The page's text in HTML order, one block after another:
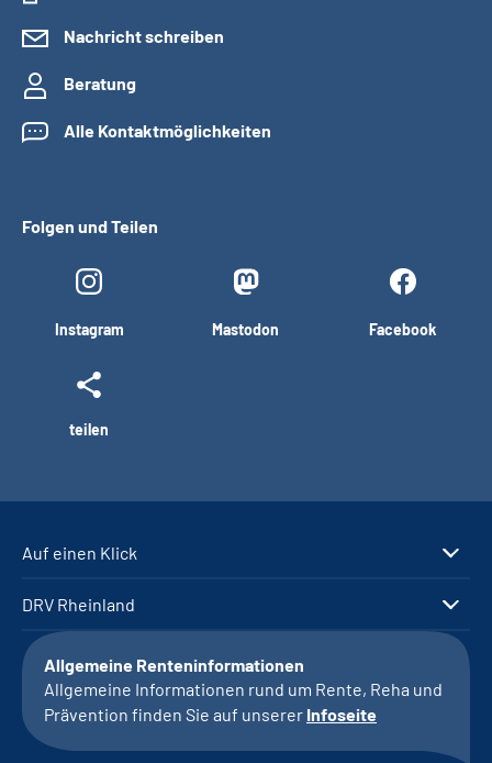
Nachricht schreiben
Beratung
Alle Kontaktmöglichkeiten
Folgen und Teilen
Instagram Mastodon Facebook
teilen
Auf einen Klick
DRV Rheinland
Allgemeine Renteninformationen
Allgemeine Informationen rund um Rente, Reha und
Prävention finden Sie auf unserer Infoseite